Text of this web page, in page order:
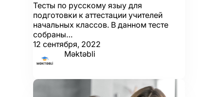
Тесты по русскому языу для
подготовки к аттестации учителей
начальных классов. В данном тесте
собраны…
12 сентября, 2022
Məktəbli